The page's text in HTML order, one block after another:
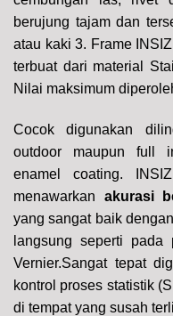
berujung tajam dan
atau kaki 3. Frame
terbuat dari material
Nilai maksimum
Cocok digunakan
outdoor maupun full
enamel coating.
menawarkan akurasi
yang sangat baik
langsung seperti pada
Vernier.Sangat tepat
kontrol proses statistik
di tempat yang susah